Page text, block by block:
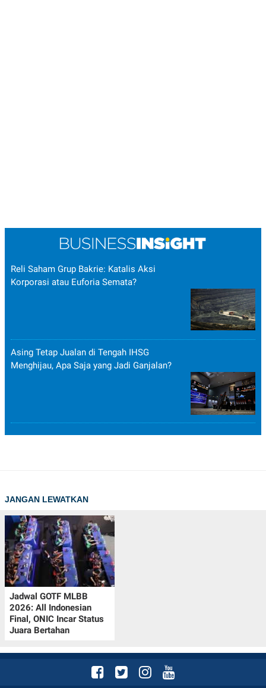
Reli Saham Grup Bakrie: Katalis Aksi
Korporasi atau Euforia Semata?
Asing Tetap Jualan di Tengah IHSG
Menghijau, Apa Saja yang Jadi Ganjalan?
JANGAN LEWATKAN
Jadwal GOTF MLBB
2026: All Indonesian
Final, ONIC Incar Status
Juara Bertahan